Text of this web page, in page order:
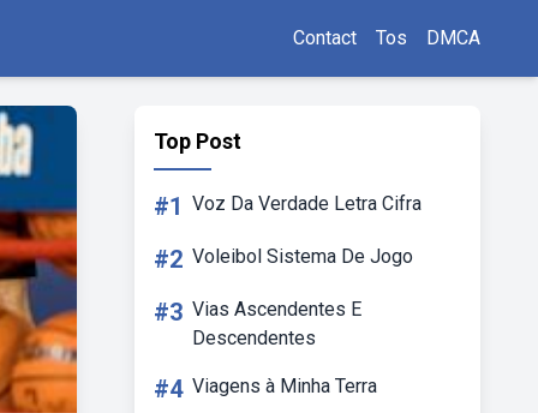
Contact Tos DMCA
Top Post
#1 Voz Da Verdade Letra Cifra
#2 Voleibol Sistema De Jogo
#3 Vias Ascendentes E
Descendentes
#4 Viagens à Minha Terra